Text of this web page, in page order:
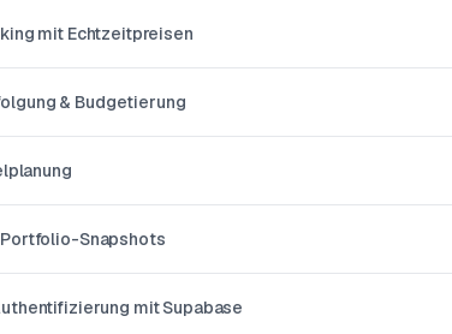
mit Echtzeitpreisen
& Budgetierung
Snapshots
mit Supabase